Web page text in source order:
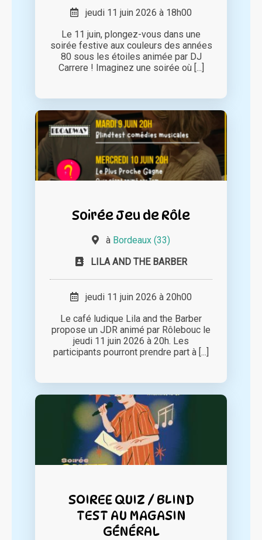
jeudi 11 juin 2026 à 18h00
Le 11 juin, plongez-vous dans une
soirée festive aux couleurs des années
80 sous les étoiles animée par DJ
Carrere ! Imaginez une soirée où [...]
Soirée Jeu de Rôle
à Bordeaux (33)
LILA AND THE BARBER
jeudi 11 juin 2026 à 20h00
Le café ludique Lila and the Barber
propose un JDR animé par Rôlebouc le
jeudi 11 juin 2026 à 20h. Les
participants pourront prendre part à [...]
SOIREE QUIZ / BLIND
TEST AU MAGASIN
GÉNÉRAL